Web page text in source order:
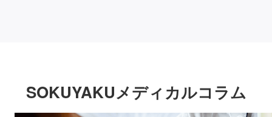
SOKUYAKUメディカルコラム